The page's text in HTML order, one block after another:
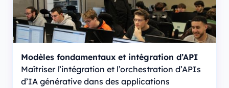
Modèles fondamentaux et intégration d’API
Maîtriser l’intégration et l’orchestration d’APIs
d’IA générative dans des applications